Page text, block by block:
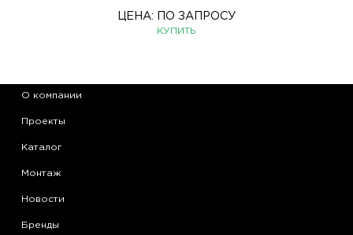
ЦЕНА: ПО ЗАПРОСУ
КУПИТЬ
О компании
Проекты
Каталог
Монтаж
Новости
Бренды